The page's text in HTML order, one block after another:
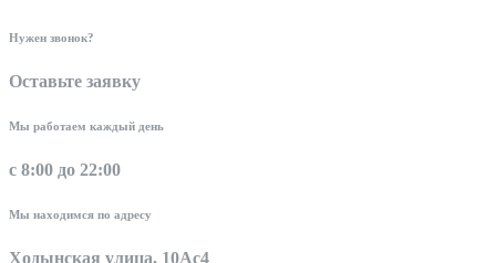
Нужен звонок?
Оставьте заявку
Мы работаем каждый день
с 8:00 до 22:00
Мы находимся по адресу
Ходынская улица, 10Ас4